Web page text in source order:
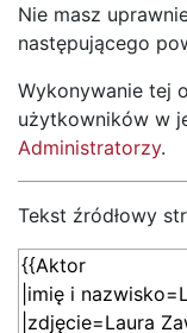
Nie masz
następującego
Wykonywanie tej
użytkowników w
Administratorzy.
Tekst źródłowy